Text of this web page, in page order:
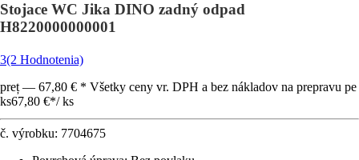
Stojace WC Jika DINO zadný odpad
H8220000000001
3(2 Hodnotenia)
preț — 67,80 € * Všetky ceny vr. DPH a bez nákladov na prepravu pe
ks67,80 €*/ ks
č. výrobku: 7704675